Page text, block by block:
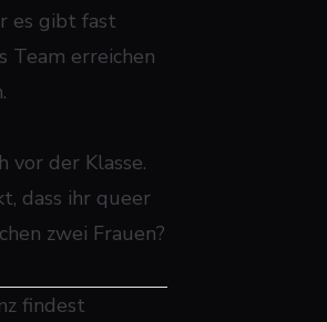
es gibt fast
Team erreichen
vor der Klasse.
dass ihr queer
zwei Frauen?
findest